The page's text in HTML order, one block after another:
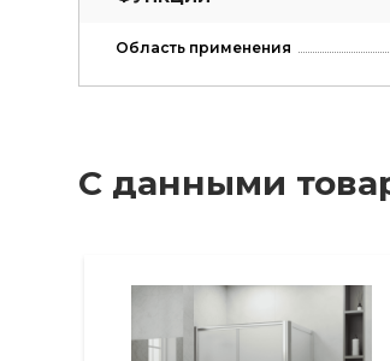
Область применения
С данными